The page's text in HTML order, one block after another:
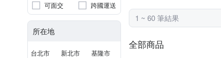
可面交 跨國運送
所在地
台北市 新北市 基隆市
1 ~ 60 筆結果
全部商品